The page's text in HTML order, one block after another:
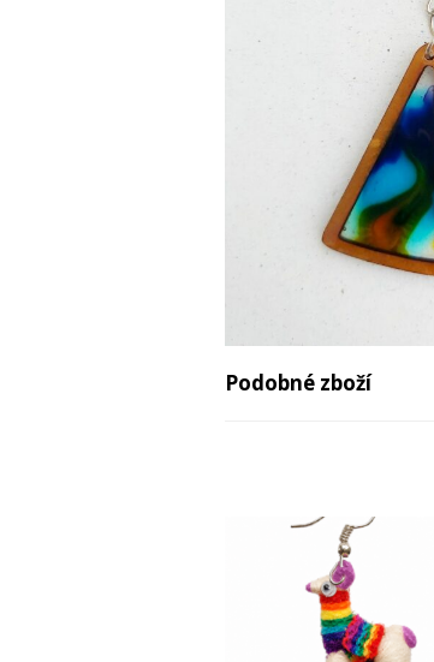
Podobné zboží